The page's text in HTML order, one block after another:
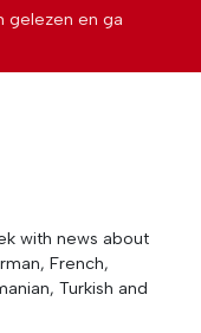
gelezen en ga
with news about
French,
Turkish and